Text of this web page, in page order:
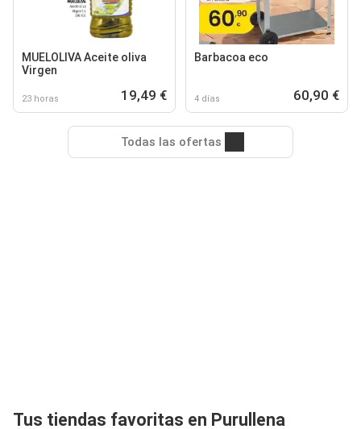
MUELOLIVA Aceite oliva
Virgen
23 horas 19,49 €
Barbacoa eco
4 días 60,90 €
Todas las ofertas
Tus tiendas favoritas en Purullena